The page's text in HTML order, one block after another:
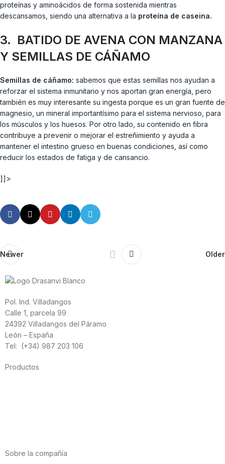
proteínas y aminoácidos de forma sostenida mientras
descansamos, siendo una alternativa a la proteína de caseina.
3. BATIDO DE AVENA CON MANZANA
Y SEMILLAS DE CÁÑAMO
Semillas de cáñamo: sabemos que estas semillas nos ayudan a
reforzar el sistema inmunitario y nos aportan gran energía, pero
también es muy interesante su ingesta porque es un gran fuente de
magnesio, un mineral importantísimo para el sistema nervioso, para
los músculos y los huesos. Por otro lado, su contenido en fibra
contribuye a prevenir o mejorar el estreñimiento y ayuda a
mantener el intestino grueso en buenas condiciones, así como
reducir los estados de fatiga y de cansancio.
]]>
Newer Older
Pol. Ind. Villadangos
Calle 1, parcela 99
24392 Villadangos del Páramo
León – España
Tel: (+34) 987 203 106
Productos
Sobre la compañía